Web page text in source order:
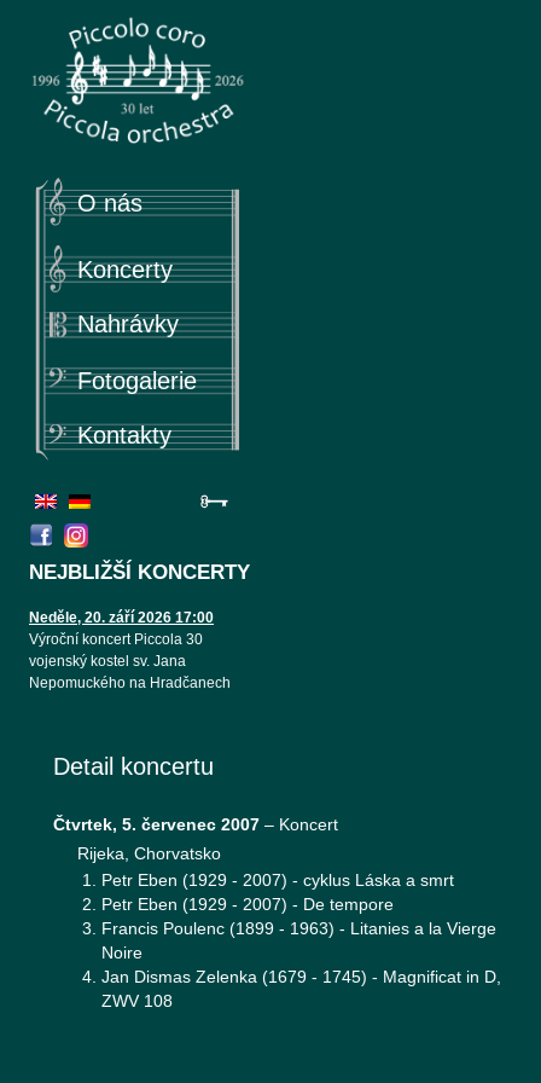
Piccola
Piccolo coro & Piccola orchestra
O nás
Koncerty
Nahrávky
Fotogalerie
Kontakty
NEJBLIŽŠÍ KONCERTY
Neděle, 20. září 2026 17:00
Výroční koncert Piccola 30
vojenský kostel sv. Jana
Nepomuckého na Hradčanech
Detail koncertu
Čtvrtek, 5. červenec 2007 – Koncert
Rijeka, Chorvatsko
Petr Eben (1929 - 2007) - cyklus Láska a smrt
Petr Eben (1929 - 2007) - De tempore
Francis Poulenc (1899 - 1963) - Litanies a la Vierge
Noire
Jan Dismas Zelenka (1679 - 1745) - Magnificat in D,
ZWV 108